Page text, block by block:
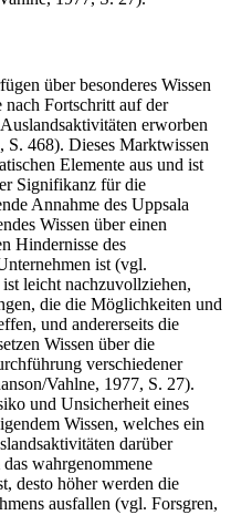
über besonderes Wissen
nach Fortschritt auf der
erworben
468). Dieses Marktwissen
Elemente aus und ist
Signifikanz für die
Annahme des Uppsala
Wissen über einen
Hindernisse des
ist (vgl.
leicht nachzuvollziehen,
die die Möglichkeiten und
und andererseits die
Wissen über die
verschiedener
Vahlne, 1977, S. 27).
und Unsicherheit eines
Wissen, welches ein
darüber
wahrgenommene
desto höher werden die
ausfallen (vgl. Forsgren,